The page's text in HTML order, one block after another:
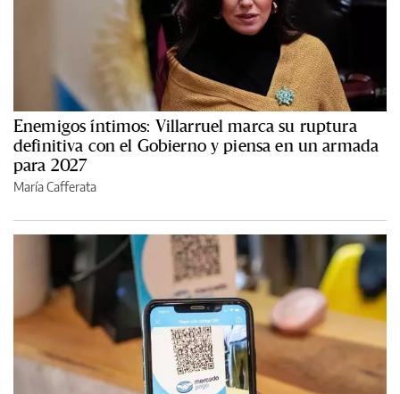
Enemigos íntimos: Villarruel marca su ruptura
definitiva con el Gobierno y piensa en un armada
para 2027
María Cafferata